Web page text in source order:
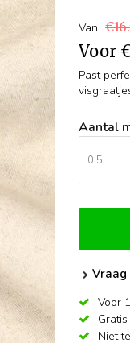
Van
Voor
Past
Aantal
Vraag
Voor
Niet